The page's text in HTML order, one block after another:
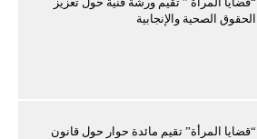
الحقوق الصحية والإنجابية
“قضايا المرأة” تقيم مائدة حوار حول قانون